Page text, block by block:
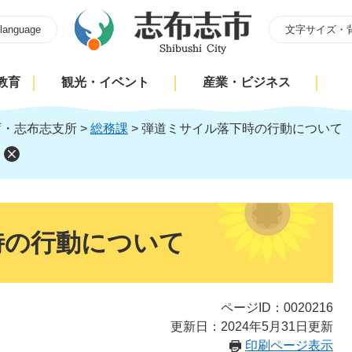
文字サイズ・
育 観光・イベント 産業・ビジネス
志布志支所 > 総務課 > 弾道ミサイル落下時の行動について
行動について
ページID：0020216
更新日：2024年5月31日更新
印刷ページ表示